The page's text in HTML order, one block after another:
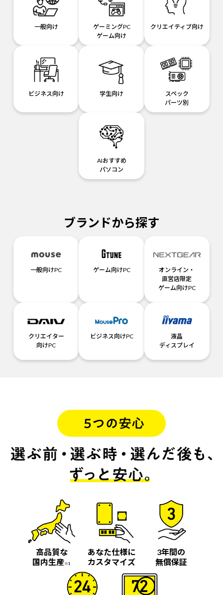
一般向け
ゲーミングPC
ゲーム向け
クリエイティブ向け
ビジネス向け 学生向け
スペック
パーツ別
AIおすすめ
パソコン
ブランドから探す
一般向けPC ゲーム向けPC
オンライン・
直営店限定
ゲーム向けPC
クリエイター
向けPC
ビジネス向けPC
液晶
ディスプレイ
高品質な
国内生産※1
あなた仕様に
カスタマイズ
3年間の
無償保証